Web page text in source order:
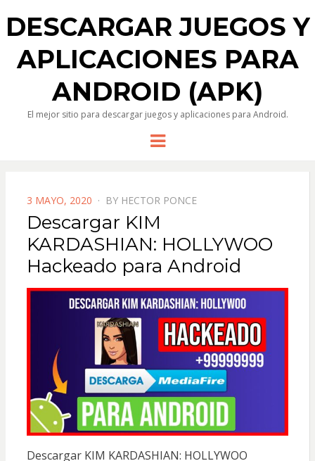
DESCARGAR JUEGOS Y
APLICACIONES PARA
ANDROID (APK)
El mejor sitio para descargar juegos y aplicaciones para Android.
Menu
POSTED
ON
3 MAYO, 2020 BY HECTOR PONCE
Descargar KIM
KARDASHIAN: HOLLYWOO
Hackeado para Android
Descargar KIM KARDASHIAN: HOLLYWOO